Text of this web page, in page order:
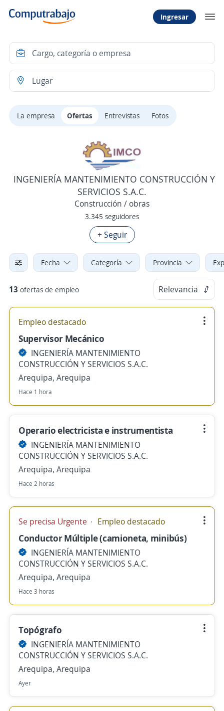
Ingresar
La empresa Ofertas Entrevistas Fotos
INGENIERÍA MANTENIMIENTO CONSTRUCCIÓN Y
SERVICIOS S.A.C.
Construcción / obras
3.345 seguidores
+ Seguir
Fecha Categoría Provincia
13 ofertas de empleo Relevancia
Empleo destacado
Supervisor Mecánico
INGENIERÍA MANTENIMIENTO
CONSTRUCCIÓN Y SERVICIOS S.A.C.
Arequipa, Arequipa
Hace 1 hora
Operario electricista e instrumentista
INGENIERÍA MANTENIMIENTO
CONSTRUCCIÓN Y SERVICIOS S.A.C.
Arequipa, Arequipa
Hace 2 horas
Se precisa Urgente Empleo destacado
Conductor Múltiple (camioneta, minibús)
INGENIERÍA MANTENIMIENTO
CONSTRUCCIÓN Y SERVICIOS S.A.C.
Arequipa, Arequipa
Hace 3 horas
Topógrafo
INGENIERÍA MANTENIMIENTO
CONSTRUCCIÓN Y SERVICIOS S.A.C.
Arequipa, Arequipa
Ayer